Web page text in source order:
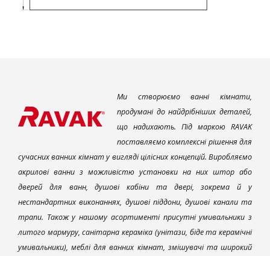
Ми створюємо ванні кімнати,
продумані до найдрібніших деталей,
що надихають. Під маркою RAVAK
поставляємо комплексні рішення для
сучасних ванних кімнат у вигляді цілісних концепцій. Виробляємо
акрилові ванни з можливістю установки на них штор або
дверей для ванн, душові кабіни та двері, зокрема й у
нестандартних виконаннях, душові піддони, душові канали та
трапи. Також у нашому асортименті присутні умивальники з
литого мармуру, санітарна кераміка (унітази, біде та керамічні
умивальники), меблі для ванних кімнат, змішувачі та широкий